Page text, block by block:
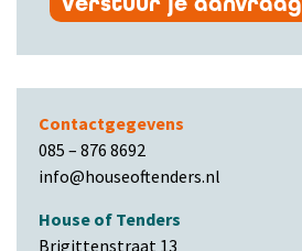
Contactgegevens
085 – 876 8692
info@houseoftenders.nl
House of Tenders
Brigittenstraat 13